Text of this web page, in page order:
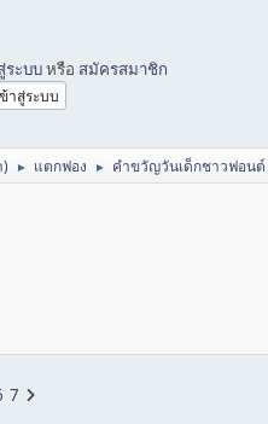
ระบบหรือ สมัครสมาชิก
► แตกฟอง ► คำขวัญวันเด็กชาวฟอนต์
7